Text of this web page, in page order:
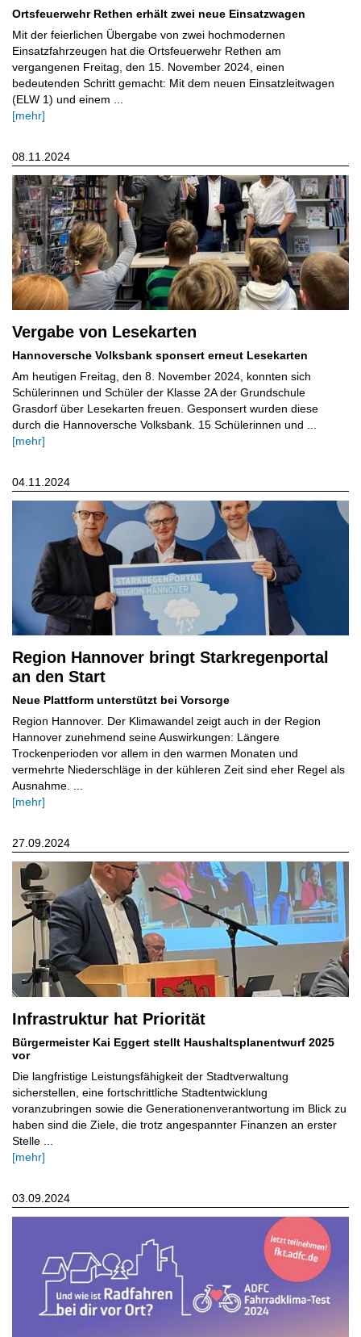
Ortsfeuerwehr Rethen erhält zwei neue Einsatzwagen
Mit der feierlichen Übergabe von zwei hochmodernen
Einsatzfahrzeugen hat die Ortsfeuerwehr Rethen am
vergangenen Freitag, den 15. November 2024, einen
bedeutenden Schritt gemacht: Mit dem neuen Einsatzleitwagen
(ELW 1) und einem ...
[mehr]
Vergabe von Lesekarten
Hannoversche Volksbank sponsert erneut Lesekarten
Am heutigen Freitag, den 8. November 2024, konnten sich
Schülerinnen und Schüler der Klasse 2A der Grundschule
Grasdorf über Lesekarten freuen. Gesponsert wurden diese
durch die Hannoversche Volksbank. 15 Schülerinnen und ...
[mehr]
08.11.2024
Region Hannover bringt Starkregenportal
an den Start
Neue Plattform unterstützt bei Vorsorge
Region Hannover. Der Klimawandel zeigt auch in der Region
Hannover zunehmend seine Auswirkungen: Längere
Trockenperioden vor allem in den warmen Monaten und
vermehrte Niederschläge in der kühleren Zeit sind eher Regel als
Ausnahme. ...
[mehr]
04.11.2024
Infrastruktur hat Priorität
Bürgermeister Kai Eggert stellt Haushaltsplanentwurf 2025
vor
Die langfristige Leistungsfähigkeit der Stadtverwaltung
sicherstellen, eine fortschrittliche Stadtentwicklung
voranzubringen sowie die Generationenverantwortung im Blick zu
haben sind die Ziele, die trotz angespannter Finanzen an erster
Stelle ...
[mehr]
27.09.2024
03.09.2024